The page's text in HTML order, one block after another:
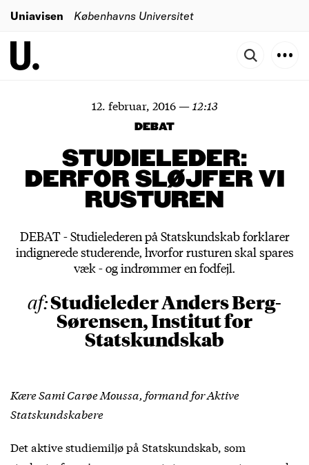
Uniavisen Københavns Universitet
12. februar, 2016— 12:13
DEBAT
STUDIELEDER:
DERFOR SLØJFER VI
RUSTUREN
DEBAT - Studielederen på Statskundskab forklarer
indignerede studerende, hvorfor rusturen skal spares
væk - og indrømmer en fodfejl.
af:Studieleder Anders Berg-
Sørensen, Institut for
Statskundskab
Kære Sami Carøe Moussa, formand for Aktive
Statskundskabere
Det aktive studiemiljø på Statskundskab, som